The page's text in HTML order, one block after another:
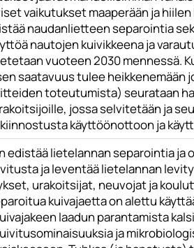
vaikutukset maaperään ja
naudanlietteen separointia
nautojen kuivikkeena ja
vuoteen 2030 mennessä.
saatavuus tulee
toteutumista) seurataan
jossa selvitetään ja
käyttöönottoon ja
edistää lietelannan separointia
ja leventää lietelannan
urakoitsijat, neuvojat ja
kuivajaetta on alettu
laadun parantamista
ja